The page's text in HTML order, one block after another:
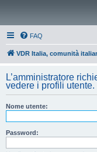
FAQ
VDR Italia, comunità
L’amministratore
vedere i profili utente.
Nome utente:
Password: